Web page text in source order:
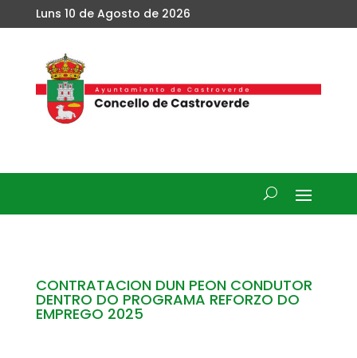
Luns 10 de Agosto de 2026
CONTRATACION DUN PEON CONDUTOR
DENTRO DO PROGRAMA REFORZO DO
EMPREGO 2025